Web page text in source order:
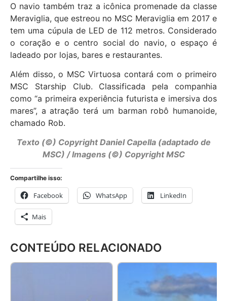
O navio também traz a icônica promenade da classe
Meraviglia, que estreou no MSC Meraviglia em 2017 e
tem uma cúpula de LED de 112 metros. Considerado
o coração e o centro social do navio, o espaço é
ladeado por lojas, bares e restaurantes.
Além disso, o MSC Virtuosa contará com o primeiro
MSC Starship Club. Classificada pela companhia
como “a primeira experiência futurista e imersiva dos
mares”, a atração terá um barman robô humanoide,
chamado Rob.
Texto (©) Copyright Daniel Capella (adaptado de
MSC) / Imagens (©) Copyright MSC
Compartilhe isso:
Facebook WhatsApp LinkedIn
Mais
CONTEÚDO RELACIONADO